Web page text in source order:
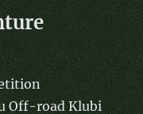
Off-road Klubi